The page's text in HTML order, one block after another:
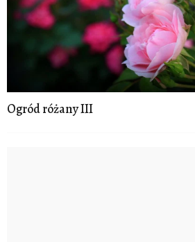
Ogród różany III